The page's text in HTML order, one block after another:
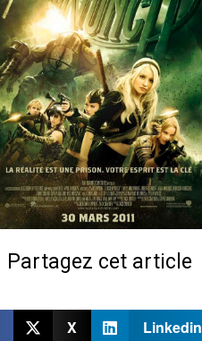
Partagez cet article
X Linkedin